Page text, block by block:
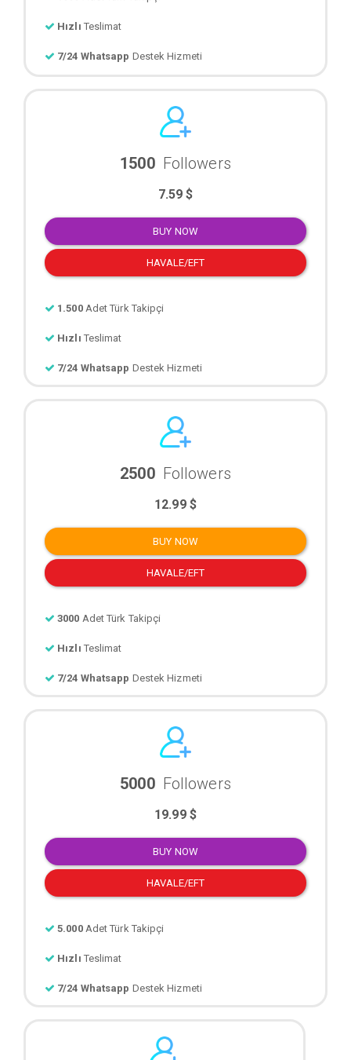
Hızlı Teslimat
7/24 Whatsapp Destek Hizmeti
1500 Followers
7.59 $
BUY NOW
HAVALE/EFT
1.500 Adet Türk Takipçi
Hızlı Teslimat
7/24 Whatsapp Destek Hizmeti
2500 Followers
12.99 $
BUY NOW
HAVALE/EFT
3000 Adet Türk Takipçi
Hızlı Teslimat
7/24 Whatsapp Destek Hizmeti
5000 Followers
19.99 $
BUY NOW
HAVALE/EFT
5.000 Adet Türk Takipçi
Hızlı Teslimat
7/24 Whatsapp Destek Hizmeti